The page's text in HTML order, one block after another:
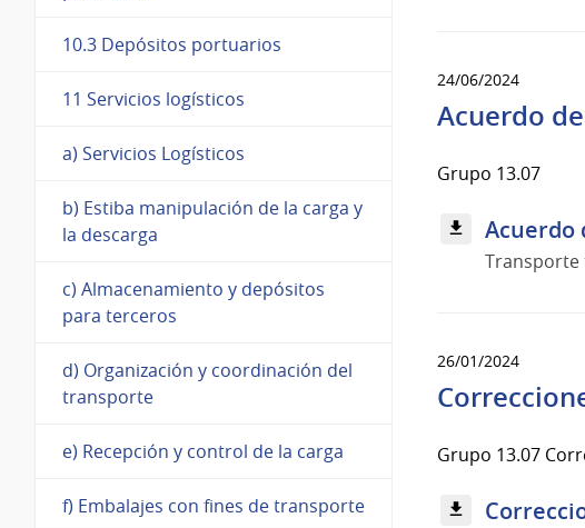
10.3 Depósitos portuarios
11 Servicios logísticos
a) Servicios Logísticos
b) Estiba manipulación de la carga y
la descarga
c) Almacenamiento y depósitos
para terceros
d) Organización y coordinación del
transporte
e) Recepción y control de la carga
f) Embalajes con fines de transporte
24/06/2024
Acuerdo
Grupo 13.07
Acuerdo
Transporte
26/01/2024
Grupo 13.07